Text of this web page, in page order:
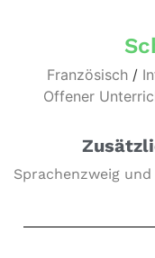
Französisch/
Offener
Sprachenzweig